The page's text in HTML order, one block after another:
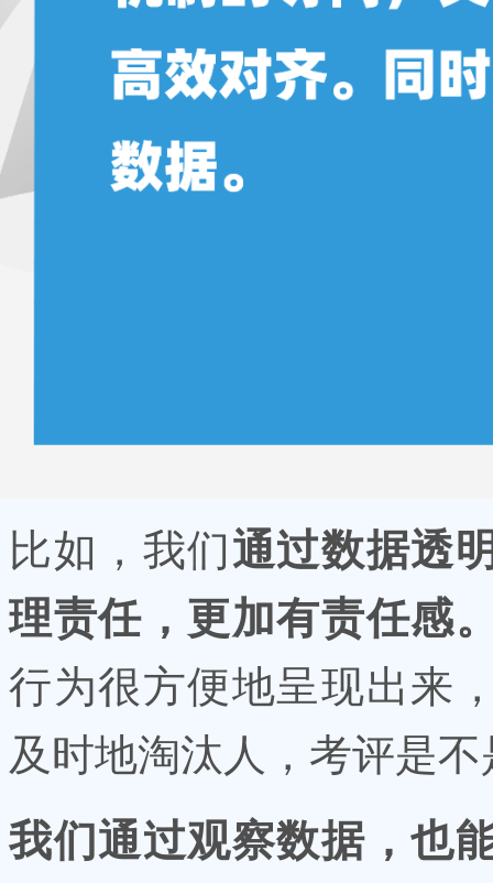
比如，我们通过数据透
理责任，更加有责任感
行为很方便地呈现出来
及时地淘汰人，考评是
我们通过观察数据，也